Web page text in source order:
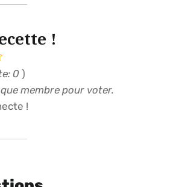
!
0 )
membre pour voter.
!